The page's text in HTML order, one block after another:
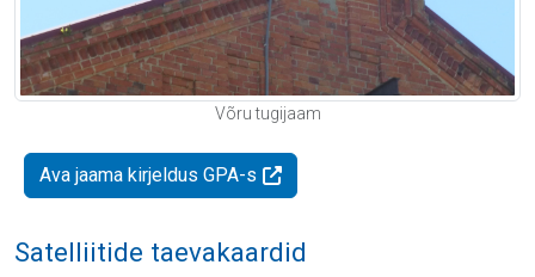
Võru tugijaam
Ava jaama kirjeldus GPA-s
Satelliitide taevakaardid